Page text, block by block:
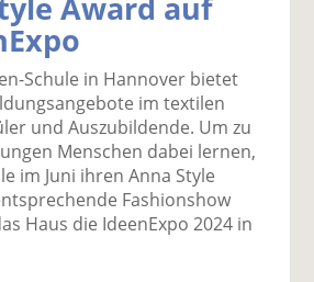
k
uf
F
ac
e
b
o
o
k
wi
tt
er
n
k
uf
Li
n
k
e
di
n
er
E
m
ai
v
er
e
n
Schule in Hannover bietet
im textilen
und Auszubildende. Um zu
Menschen dabei lernen,
im Juni ihren Anna Style
Fashionshow
Haus die IdeenExpo 2024 in